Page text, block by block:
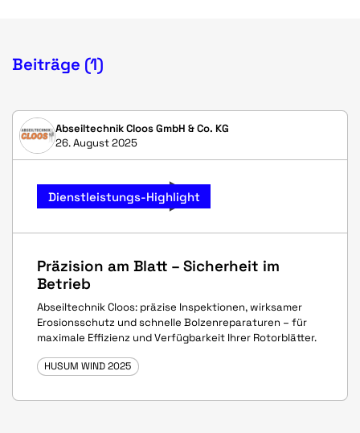
Beiträge (1)
Abseiltechnik Cloos GmbH & Co. KG
26. August 2025
Dienstleistungs-Highlight
Präzision am Blatt – Sicherheit im
Betrieb
Abseiltechnik Cloos: präzise Inspektionen, wirksamer
Erosionsschutz und schnelle Bolzenreparaturen – für
maximale Effizienz und Verfügbarkeit Ihrer Rotorblätter.
HUSUM WIND 2025